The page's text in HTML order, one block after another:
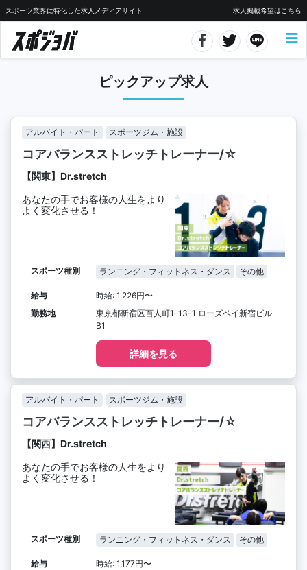
スポーツ業界に特化した求人メディアサイト 求人掲載希望はこちら
ピックアップ求人
アルバイト・パート スポーツジム・施設
コアバランスストレッチトレーナー/☆
【関東】Dr.stretch
あなたの手でお客様の人生をより
よく変化させる！
スポーツ種別 ランニング・フィットネス・ダンス その他
給与
時給: 1,226円〜
勤務地
東京都新宿区百人町1-13-1 ローズベイ新宿ビル
B1
詳細を見る
アルバイト・パート スポーツジム・施設
コアバランスストレッチトレーナー/☆
【関西】Dr.stretch
あなたの手でお客様の人生をより
よく変化させる！
スポーツ種別 ランニング・フィットネス・ダンス その他
給与
時給: 1,177円〜